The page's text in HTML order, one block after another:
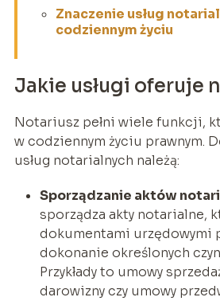
Znaczenie usług
codziennym życiu
Jakie usługi oferuje
Notariusz pełni wiele funkcji,
w codziennym życiu prawnym.
usług notarialnych należą:
Sporządzanie aktów
sporządza akty notarialne,
dokumentami urzędowymi
dokonanie określonych
Przykłady to umowy
darowizny czy umowy